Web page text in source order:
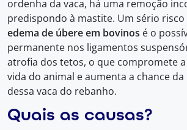
ordenha da vaca, há uma remoção
predispondo à mastite. Um sério
edema de úbereem bovinos é o
permanente nos ligamentos
atrofia dos tetos, o que compromete
vida do animal e aumenta a chance
dessa vaca do rebanho.
Quais as causas?